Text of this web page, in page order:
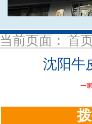
1
当前页面： 首
沈阳牛
一